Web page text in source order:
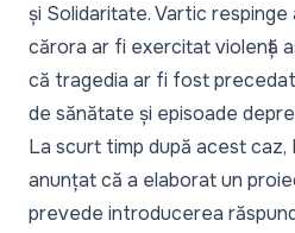
și Solidaritate. Vartic
cărora ar fi exercitat violență
că tragedia ar fi fost
de sănătate și episoade
La scurt timp după acest
anunțat că a elaborat un
prevede introducerea